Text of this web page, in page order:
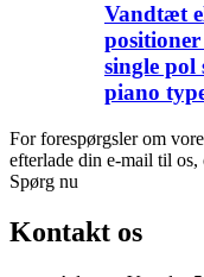
Vandtæt
positioner
single pol
piano
For forespørgsler om
efterlade din e-mail til
Spørg nu
Kontakt os